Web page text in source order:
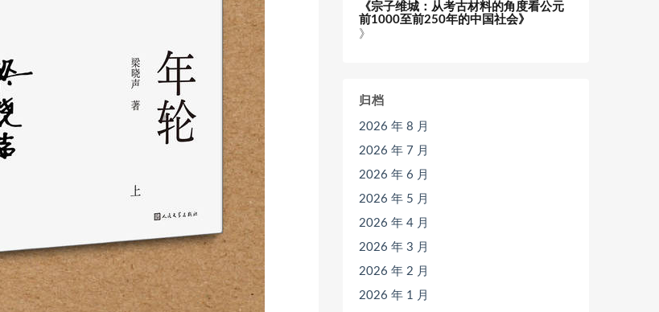
《宗子维城：从考古材料的角度看公元
前1000至前250年的中国社会》
》
归档
2026 年 8 月
2026 年 7 月
2026 年 6 月
2026 年 5 月
2026 年 4 月
2026 年 3 月
2026 年 2 月
2026 年 1 月